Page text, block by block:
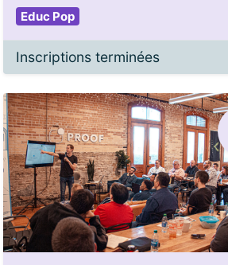
Educ Pop
Inscriptions terminées